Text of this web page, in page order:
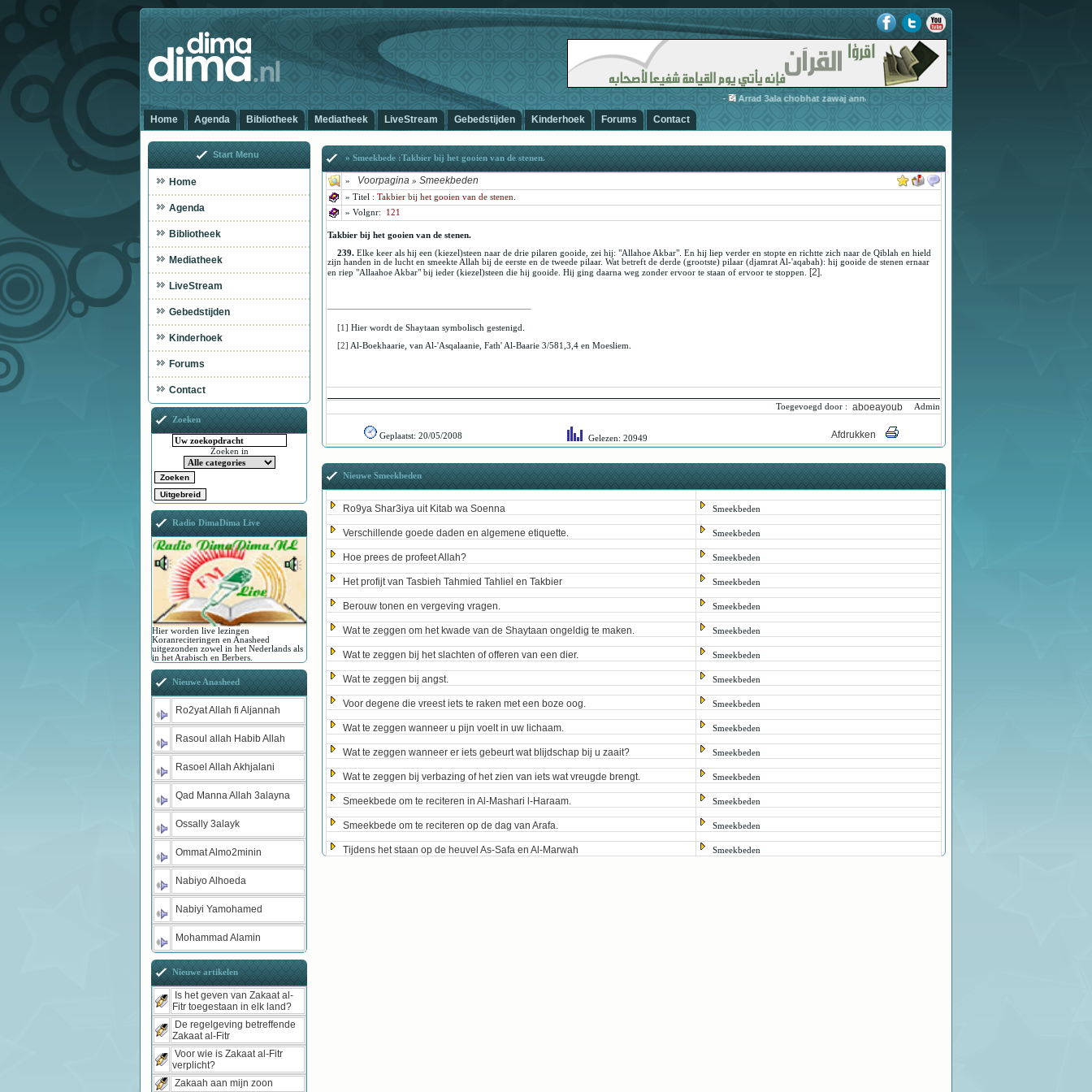
Arrad 3ala chobhat zawaj annabiy bi zaynab-3
Home Agenda Bibliotheek Mediatheek LiveStream Gebedstijden Kinderhoek Forums Contact
» Smeekbede :Takbier bij het gooien van de stenen.
» Voorpagina » Smeekbeden
» Titel : Takbier bij het gooien van de stenen.
» Volgnr: 121
Takbier bij het gooien van de stenen.
239. Elke keer als hij een (kiezel)steen naar de drie pilaren gooide, zei hij: "Allahoe Akbar". En hij liep verder en stopte en richtte zich naar de Qiblah en hield
zijn handen in de lucht en smeekte Allah bij de eerste en de tweede pilaar. Wat betreft de derde (grootste) pilaar (djamrat Al-'aqabah): hij gooide de stenen ernaar
en riep "Allaahoe Akbar" bij ieder (kiezel)steen die hij gooide. Hij ging daarna weg zonder ervoor te staan of ervoor te stoppen.
[2]
[1] Hier wordt de Shaytaan symbolisch gestenigd.
[2] Al-Boekhaarie, van Al-'Asqalaanie, Fath' Al-Baarie 3/581,3,4 en Moesliem.
Toegevoegd door : aboeayoub Admin
Geplaatst: 20/05/2008 Gelezen: 20949 Afdrukken
Nieuwe Smeekbeden
Ro9ya Shar3iya uit Kitab wa Soenna Smeekbeden
Verschillende goede daden en algemene etiquette. Smeekbeden
Hoe prees de profeet Allah? Smeekbeden
Het profijt van Tasbieh Tahmied Tahliel en Takbier Smeekbeden
Berouw tonen en vergeving vragen. Smeekbeden
Wat te zeggen om het kwade van de Shaytaan ongeldig te maken. Smeekbeden
Wat te zeggen bij het slachten of offeren van een dier. Smeekbeden
Wat te zeggen bij angst. Smeekbeden
Voor degene die vreest iets te raken met een boze oog. Smeekbeden
Wat te zeggen wanneer u pijn voelt in uw lichaam. Smeekbeden
Wat te zeggen wanneer er iets gebeurt wat blijdschap bij u zaait? Smeekbeden
Wat te zeggen bij verbazing of het zien van iets wat vreugde brengt. Smeekbeden
Smeekbede om te reciteren in Al-Mashari l-Haraam. Smeekbeden
Smeekbede om te reciteren op de dag van Arafa. Smeekbeden
Tijdens het staan op de heuvel As-Safa en Al-Marwah Smeekbeden
Start Menu
Home
Agenda
Bibliotheek
Mediatheek
LiveStream
Gebedstijden
Kinderhoek
Forums
Contact
Zoeken
Zoeken in
Radio DimaDima Live
Hier worden live lezingen
Koranreciteringen en Anasheed
uitgezonden zowel in het Nederlands als
in het Arabisch en Berbers.
Nieuwe Anasheed
Ro2yat Allah fi Aljannah
Rasoul allah Habib Allah
Rasoel Allah Akhjalani
Qad Manna Allah 3alayna
Ossally 3alayk
Ommat Almo2minin
Nabiyo Alhoeda
Nabiyi Yamohamed
Mohammad Alamin
Nieuwe artikelen
Is het geven van Zakaat al-
Fitr toegestaan in elk land?
De regelgeving betreffende
Zakaat al-Fitr
Voor wie is Zakaat al-Fitr
verplicht?
Zakaah aan mijn zoon